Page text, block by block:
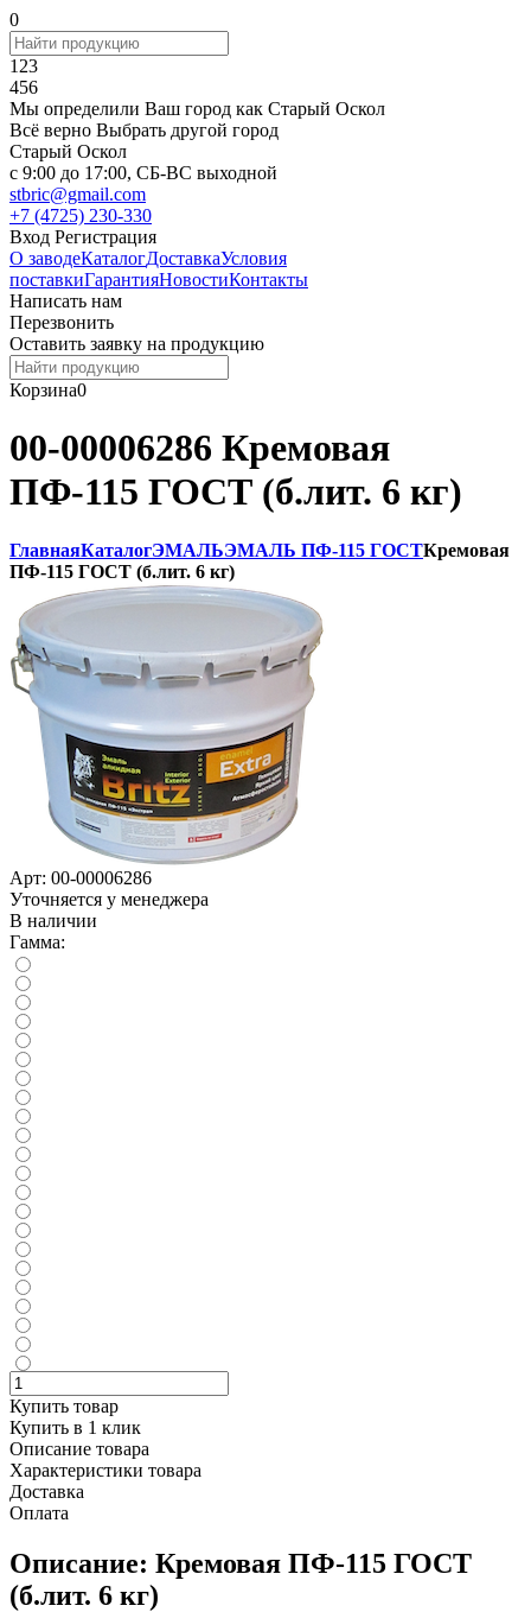
0
123
456
Мы определили Ваш город как Старый Оскол
Всё верно Выбрать другой город
Старый Оскол
c 9:00 до 17:00, СБ-ВС выходной
stbric@gmail.com
+7 (4725) 230-330
Вход Регистрация
О заводеКаталогДоставкаУсловия
поставкиГарантияНовостиКонтакты
Написать нам
Перезвонить
Оставить заявку на продукцию
Корзина0
00-00006286 Кремовая
ПФ-115 ГОСТ (б.лит. 6 кг)
ГлавнаяКаталогЭМАЛЬЭМАЛЬ ПФ-115 ГОСТКремовая
ПФ-115 ГОСТ (б.лит. 6 кг)
Арт: 00-00006286
Уточняется у менеджера
В наличии
Гамма:
Купить товар
Купить в 1 клик
Описание товара
Характеристики товара
Доставка
Оплата
Описание: Кремовая ПФ-115 ГОСТ
(б.лит. 6 кг)